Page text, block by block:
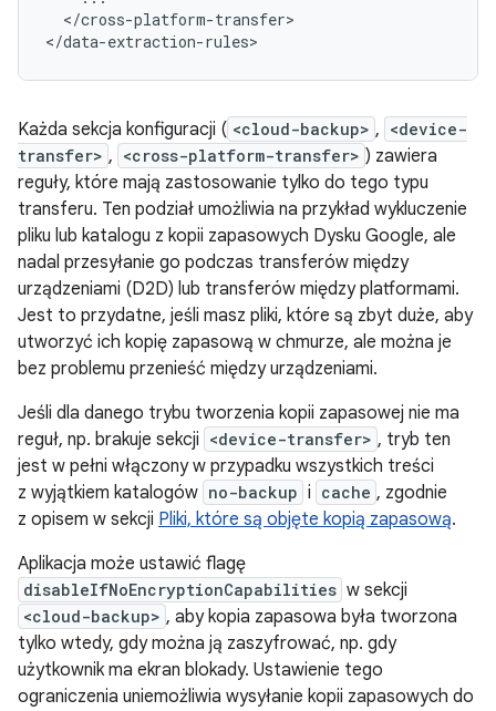
</cross-platform-transfer>
</data-extraction-rules>
Każda sekcja konfiguracji ( <cloud-backup> , <device-
transfer> , <cross-platform-transfer> ) zawiera
reguły, które mają zastosowanie tylko do tego typu
transferu. Ten podział umożliwia na przykład wykluczenie
pliku lub katalogu z kopii zapasowych Dysku Google, ale
nadal przesyłanie go podczas transferów między
urządzeniami (D2D) lub transferów między platformami.
Jest to przydatne, jeśli masz pliki, które są zbyt duże, aby
utworzyć ich kopię zapasową w chmurze, ale można je
bez problemu przenieść między urządzeniami.
Jeśli dla danego trybu tworzenia kopii zapasowej nie ma
reguł, np. brakuje sekcji <device-transfer> , tryb ten
jest w pełni włączony w przypadku wszystkich treści
z wyjątkiem katalogów no-backup i cache , zgodnie
z opisem w sekcji Pliki, które są objęte kopią zapasową.
Aplikacja może ustawić flagę
disableIfNoEncryptionCapabilities w sekcji
<cloud-backup> , aby kopia zapasowa była tworzona
tylko wtedy, gdy można ją zaszyfrować, np. gdy
użytkownik ma ekran blokady. Ustawienie tego
ograniczenia uniemożliwia wysyłanie kopii zapasowych do